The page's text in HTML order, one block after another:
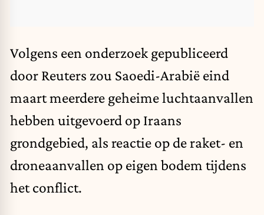
Volgens een onderzoek gepubliceerd
door Reuters zou Saoedi-Arabië eind
maart meerdere geheime luchtaanvallen
hebben uitgevoerd op Iraans
grondgebied, als reactie op de raket- en
droneaanvallen op eigen bodem tijdens
het conflict.